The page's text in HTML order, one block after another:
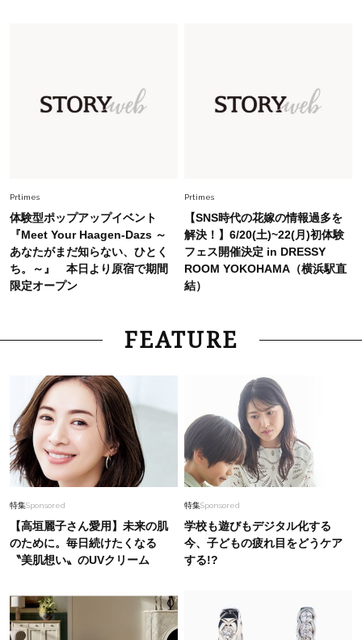
いめハーフパンツでモードに昇華
Prtimes
体験型ポップアップイベント
『Meet Your Haagen-Dazs ～
あなたがまだ知らない、ひとく
ち。～』 本日より原宿で期間
限定オープン
Prtimes
【SNS時代の花嫁の情報過多を
解決！】6/20(土)~22(月)初体験
フェス開催決定 in DRESSY
ROOM YOKOHAMA（横浜駅直
結）
FEATURE
特集Sponsored
【高垣麗子さん愛用】未来の肌
のために。毎日続けたくなる
〝美肌想い〟のUVクリーム
特集Sponsored
学校も遊びもデジタル化する
今、子どもの疲れ目をどうケア
する!?